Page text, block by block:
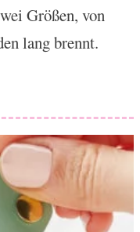
Größen, von
lang brennt.